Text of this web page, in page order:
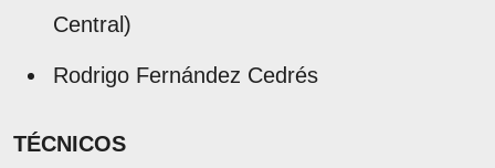
Central)
Rodrigo Fernández Cedrés
TÉCNICOS